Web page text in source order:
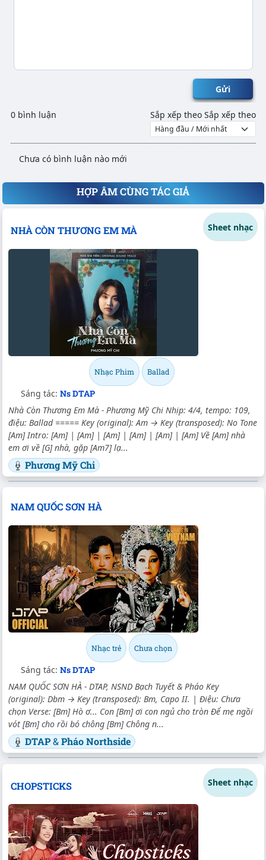
Gửi
0 bình luận Sắp xếp theo Sắp xếp theo
Chưa có bình luận nào mới
HỢP ÂM CÙNG TÁC GIẢ
NHÀ CÒN THƯƠNG EM MÀ Sheet nhạc
Nhạc Phim Ballad
Sáng tác: Ns DTAP
Nhà Còn Thương Em Mà - Phương Mỹ Chi Nhịp: 4/4, tempo: 109,
điệu: Ballad ===== Key (original): Am → Key (transposed): No Tone
[Am] Intro: [Am] | [Am] | [Am] | [Am] | [Am] | [Am] Về [Am] nhà
em ơi về [G] nhà, gặp [Am7] lạ...
Phương Mỹ Chi
NAM QUỐC SƠN HÀ
Nhạc trẻ Chưa chọn
Sáng tác: Ns DTAP
NAM QUỐC SƠN HÀ - DTAP, NSND Bạch Tuyết & Pháo Key
(original): Dbm → Key (transposed): Bm, Capo II. | Điệu: Chưa
chọn Verse: [Bm] Hò ơ... Con [Bm] ơi con ngủ cho tròn Để mẹ ngồi
vót [Bm] cho rồi bó chông [Bm] Chông n...
DTAP&Pháo Northside
CHOPSTICKS Sheet nhạc